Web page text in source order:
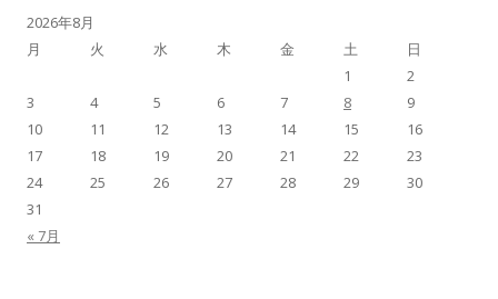
2026年8月
月
火 水 木 金 土 日
« 7月
1
2
3
4 5 6 7 8
9
10
11 12 13 14 15
16
17
18 19 20 21 22
23
24
25 26 27 28 29
30
31